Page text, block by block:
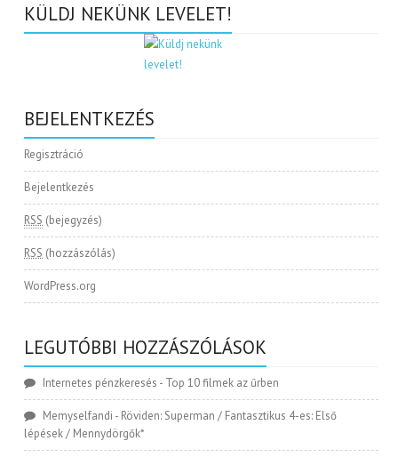
KÜLDJ NEKÜNK LEVELET!
BEJELENTKEZÉS
Regisztráció
Bejelentkezés
RSS (bejegyzés)
RSS (hozzászólás)
WordPress.org
LEGUTÓBBI HOZZÁSZÓLÁSOK
Internetes pénzkeresés - Top 10 filmek az űrben
Memyselfandi - Röviden: Superman / Fantasztikus 4-es: Első
lépések / Mennydörgők*